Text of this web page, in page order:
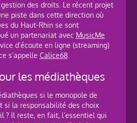
des droits. Le récent projet
piste dans cette direction où
du Haut-Rhin se sont
un partenariat avec MusicMe
d’écoute en ligne (streaming)
s’appelle Calice68.
les médiathèques
si le monopole de
si la responsabilité des choix
? Il reste, en fait, l’essentiel qui